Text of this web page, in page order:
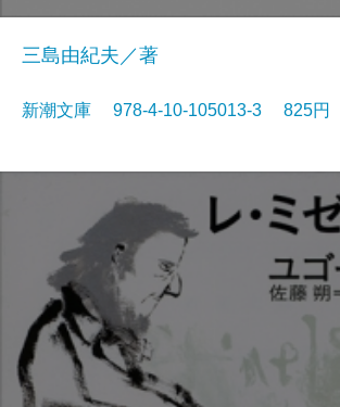
三島由紀夫／著
新潮文庫 978-4-10-105013-3 825円